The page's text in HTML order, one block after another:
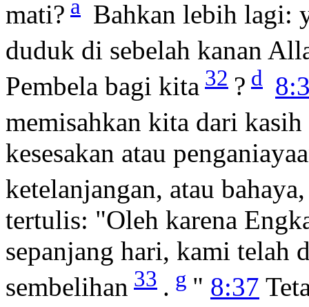
mati? a Bahkan lebih lagi:
duduk di sebelah kanan
Pembela bagi kita 32 ? d
memisahkan kita dari
kesesakan atau
ketelanjangan, atau
tertulis: "Oleh karena
sepanjang hari, kami telah
sembelihan 33 . g " 8:37